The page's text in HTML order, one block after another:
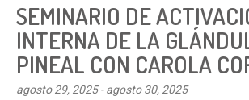
SEMINARIO DE
INTERNA DE LA
PINEAL CON CAROLA
agosto 29, 2025-agosto 30, 2025